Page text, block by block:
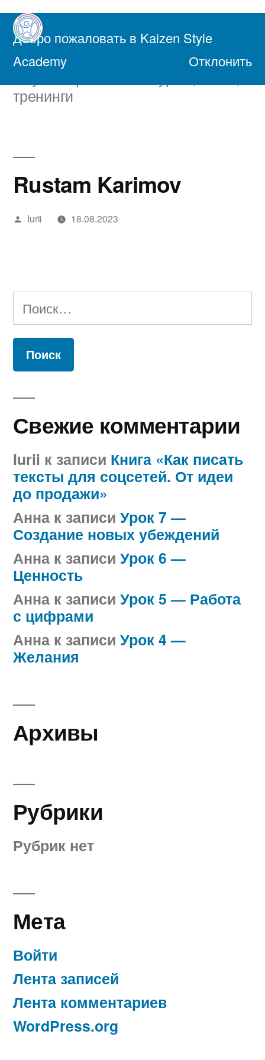
Добро пожаловать в Kaizen Style
Academy
Отклонить
Перейти
содержимому
Академия Осознанной Жизни
тренинги
Rustam Karimov
Написано
Iurii 18.08.2023
Найти:
Свежие комментарии
Iurii к записи Книга «Как писать
тексты для соцсетей. От идеи
до продажи»
Анна к записи Урок 7 —
Создание новых убеждений
Анна к записи Урок 6 —
Ценность
Анна к записи Урок 5 — Работа
с цифрами
Анна к записи Урок 4 —
Желания
Архивы
Рубрики
Рубрик нет
Мета
Войти
Лента записей
Лента комментариев
WordPress.org